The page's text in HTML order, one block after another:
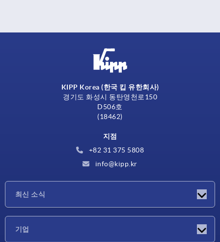
KIPP Korea (한국 킵 유한회사)
경기도 화성시 동탄영천로150
D506호
(18462)
지점
+82 31 375 5808
info@kipp.kr
최신 소식
기업